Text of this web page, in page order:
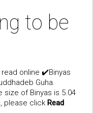
to be
online ✔️Binyas
Guha.
size of Binyas is 5.04
please click Read